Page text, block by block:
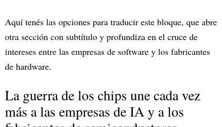
Aquí tenés las opciones para traducir este bloque, que abre
otra sección con subtítulo y profundiza en el cruce de
intereses entre las empresas de software y los fabricantes
de hardware.
La guerra de los chips une cada vez
más a las empresas de IA y a los